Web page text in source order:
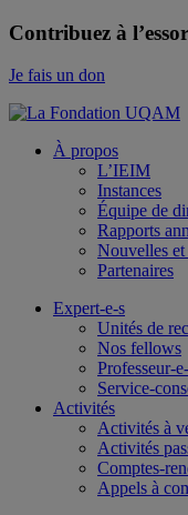
Contribuez à
Je fais un don
À propos
L’IEIM
Instances
Équipe de
Rapports
Nouvelles et
Partenaires
Expert-e-s
Unités de
Nos fellows
Professeur-
Service-
Activités
Activités à
Activités
Comptes-
Appels à